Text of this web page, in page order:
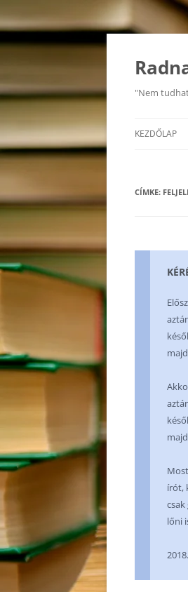
Kilépés
tartalomba
"Nem
KEZDŐLAP
CÍMKE:
írót,
lőni